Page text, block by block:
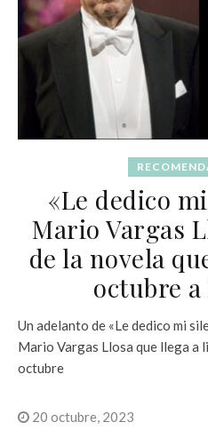
«Le dedico
Mario Vargas
de la novela
octubre
Un adelanto de «Le dedico mi
Mario Vargas Llosa que llega a
octubre
20 octubre, 2023